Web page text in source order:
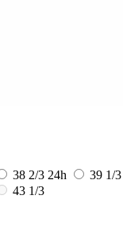
38 2/3 24h
39 1/3
43 1/3